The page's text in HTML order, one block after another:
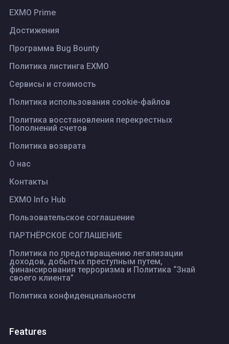
EXMO Prime
Достижения
Программа Bug Bounty
Политика листинга ЕХМО
Сервисы и стоимость
Политика использования cookie-файлов
Политика восстановления перекрестных
Пополнений счетов
Политика возврата
О нас
Контакты
EXMO Info Hub
Пользовательское соглашение
ПАРТНЁРСКОЕ СОГЛАШЕНИЕ
Политика по предотвращению легализации
доходов, добытых преступным путем,
финансирования терроризма и Политика “Знай
своего клиента”
Политика конфиденциальности
Features